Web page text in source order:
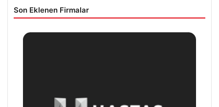
Son Eklenen Firmalar